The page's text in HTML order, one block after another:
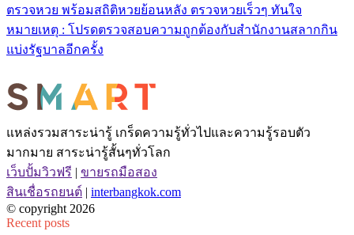
ตรวจหวย พร้อมสถิติหวยย้อนหลัง ตรวจหวยเร็วๆ ทันใจ
หมายเหตุ : โปรดตรวจสอบความถูกต้องกับสำนักงานสลากกิน
แบ่งรัฐบาลอีกครั้ง
แหล่งรวมสาระน่ารู้ เกร็ดความรู้ทั่วไปและความรู้รอบตัว
มากมาย สาระน่ารู้สั้นๆทั่วโลก
เว็บปั้มวิวฟรี | ขายรถมือสอง
สินเชื่อรถยนต์ | interbangkok.com
© copyright 2026
Recent posts